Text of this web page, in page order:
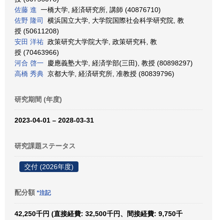
佐藤 進 一橋大学, 経済研究所, 講師 (40876710)
佐野 隆司
横浜国立大学, 大学院国際社会科学研究院, 教
授 (50611208)
安田 洋祐 政策研究大学院大学, 政策研究科, 教
授 (70463966)
河合 啓一 慶應義塾大学, 経済学部(三田), 教授 (80898297)
高橋 秀典 京都大学, 経済研究所, 准教授 (80839796)
研究期間 (年度)
2023-04-01 – 2028-03-31
研究課題ステータス
交付 (2026年度)
配分額 *注記
42,250千円 (直接経費: 32,500千円、間接経費: 9,750千